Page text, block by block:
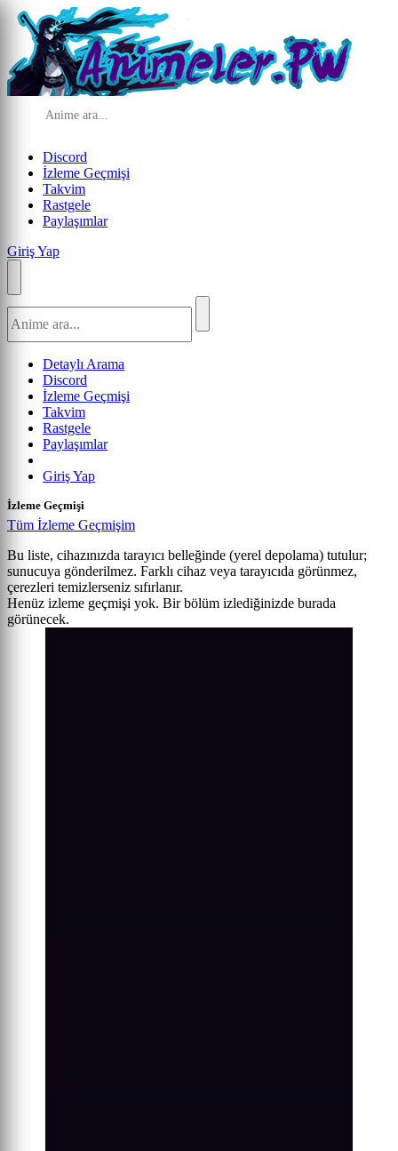
Discord
İzleme Geçmişi
Takvim
Rastgele
Paylaşımlar
Giriş Yap
Detaylı Arama
Discord
İzleme Geçmişi
Takvim
Rastgele
Paylaşımlar
Giriş Yap
İzleme Geçmişi
Tüm İzleme Geçmişim
Bu liste, cihazınızda tarayıcı belleğinde (yerel depolama) tutulur;
sunucuya gönderilmez. Farklı cihaz veya tarayıcıda görünmez,
çerezleri temizlerseniz sıfırlanır.
Henüz izleme geçmişi yok. Bir bölüm izlediğinizde burada
görünecek.